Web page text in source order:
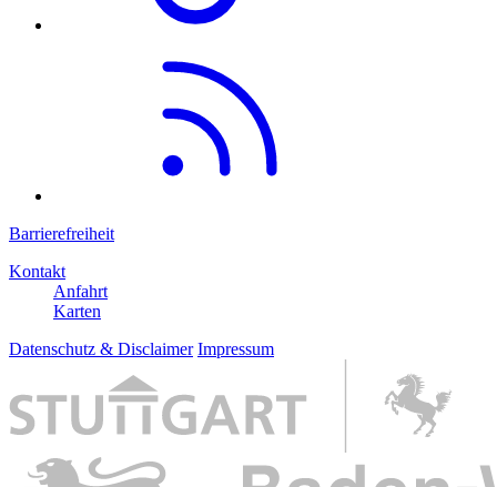
Barrierefreiheit
Kontakt
Anfahrt
Karten
Datenschutz & Disclaimer Impressum